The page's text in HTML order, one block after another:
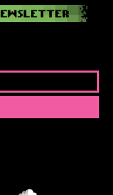
S